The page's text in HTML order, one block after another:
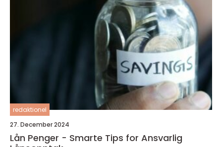
redaktionel
27. December 2024
Lån Penger - Smarte Tips for Ansvarlig